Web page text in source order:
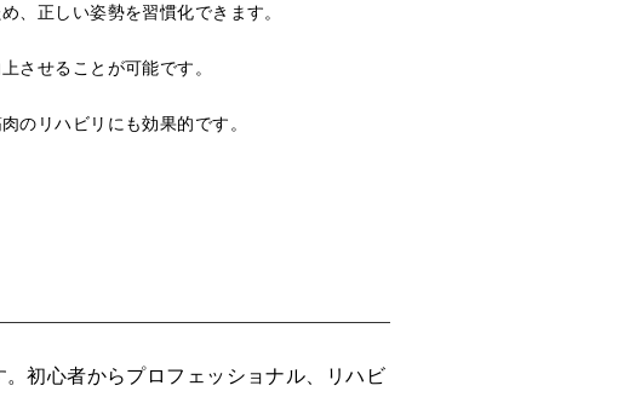
、正しい姿勢を習慣化できます。
させることが可能です。
のリハビリにも効果的です。
初心者からプロフェッショナル、リハビ